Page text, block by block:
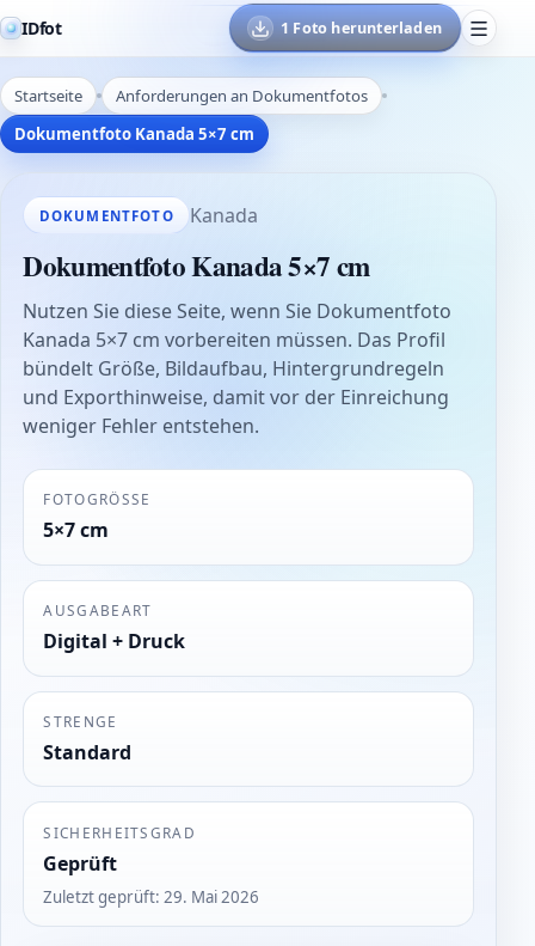
IDfot 1 Foto herunterladen
Startseite
Anforderungen an Dokumentfotos
Dokumentfoto Kanada 5×7 cm
DOKUMENTFOTO Kanada
Dokumentfoto Kanada 5×7 cm
Nutzen Sie diese Seite, wenn Sie Dokumentfoto
Kanada 5×7 cm vorbereiten müssen. Das Profil
bündelt Größe, Bildaufbau, Hintergrundregeln
und Exporthinweise, damit vor der Einreichung
weniger Fehler entstehen.
FOTOGRÖSSE
5×7 cm
AUSGABEART
Digital + Druck
STRENGE
Standard
SICHERHEITSGRAD
Geprüft
Zuletzt geprüft:29. Mai 2026